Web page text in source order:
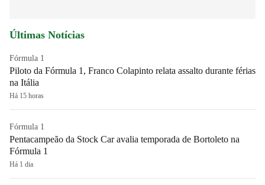
Últimas Notícias
Fórmula 1
Piloto da Fórmula 1, Franco Colapinto relata assalto durante férias
na Itália
Há 15 horas
Fórmula 1
Pentacampeão da Stock Car avalia temporada de Bortoleto na
Fórmula 1
Há 1 dia